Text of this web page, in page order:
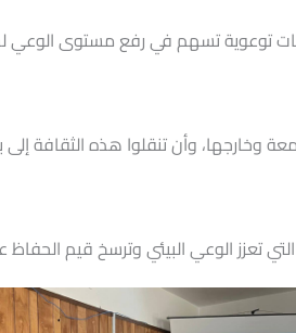
تسهم في رفع مستوى الوعي لدى
وخارجها، وأن تنقلوا هذه
تعزز الوعي البيئي وترسخ قيم